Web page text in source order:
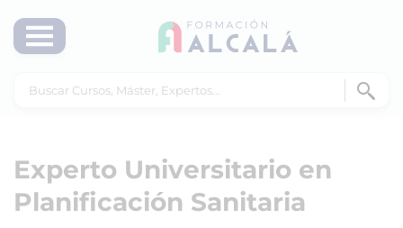
Experto Universitario en
Planificación Sanitaria